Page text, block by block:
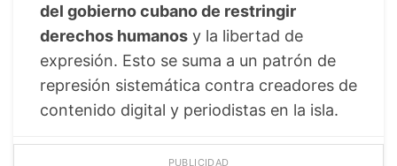
del gobierno cubano de restringir
derechos humanos y la libertad de
expresión. Esto se suma a un patrón de
represión sistemática contra creadores de
contenido digital y periodistas en la isla.
PUBLICIDAD